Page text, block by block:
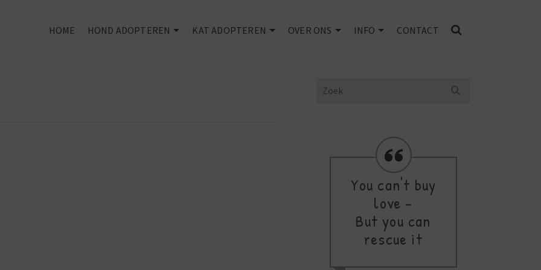
HOME HOND ADOPTEREN KAT ADOPTEREN OVER ONS INFO CONTACT
Search
You can't buy
love -
But you can
rescue it